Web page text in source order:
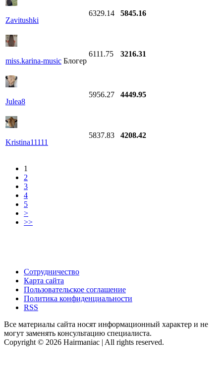
Zavitushki
6329.14 5845.16
miss.karina-music Блогер
6111.75 3216.31
Julea8
5956.27 4449.95
Kristina11111
5837.83 4208.42
1
2
3
4
5
>
>>
Сотрудничество
Карта сайта
Пользовательское соглашение
Политика конфиденциальности
RSS
Все материалы сайта носят информационный характер и не
могут заменять консультацию специалиста.
Copyright © 2026 Hairmaniac | All rights reserved.